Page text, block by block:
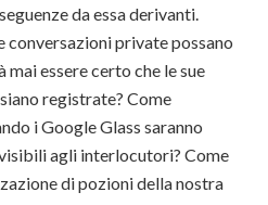
da essa derivanti.
conversazioni private possano
essere certo che le sue
registrate? Come
i Google Glass saranno
agli interlocutori? Come
di pozioni della nostra